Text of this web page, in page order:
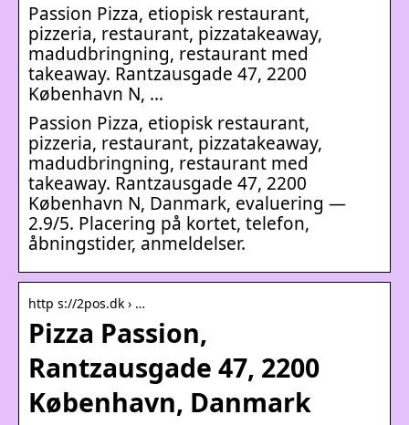
Passion Pizza, etiopisk restaurant,
pizzeria, restaurant, pizzatakeaway,
madudbringning, restaurant med
takeaway. Rantzausgade 47, 2200
København N, …
Passion Pizza, etiopisk restaurant,
pizzeria, restaurant, pizzatakeaway,
madudbringning, restaurant med
takeaway. Rantzausgade 47, 2200
København N, Danmark, evaluering —
2.9/5. Placering på kortet, telefon,
åbningstider, anmeldelser.
http s://2pos.dk › …
Pizza Passion,
Rantzausgade 47, 2200
København, Danmark